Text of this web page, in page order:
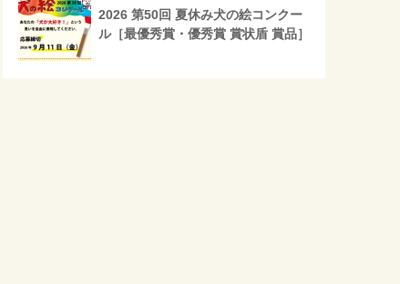
2026 第50回 夏休み犬の絵コンクー
ル［最優秀賞・優秀賞 賞状盾 賞品］